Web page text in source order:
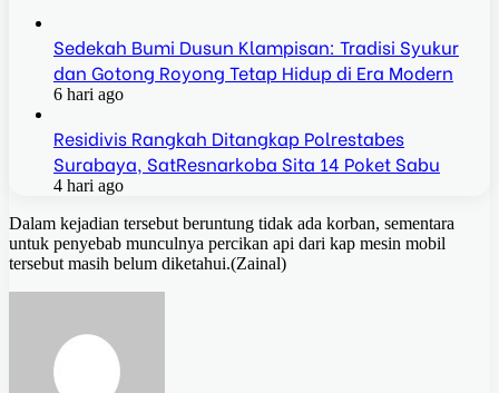
Sedekah Bumi Dusun Klampisan: Tradisi Syukur
dan Gotong Royong Tetap Hidup di Era Modern
6 hari ago
Residivis Rangkah Ditangkap Polrestabes
Surabaya, SatResnarkoba Sita 14 Poket Sabu
4 hari ago
Dalam kejadian tersebut beruntung tidak ada korban, sementara
untuk penyebab munculnya percikan api dari kap mesin mobil
tersebut masih belum diketahui.(Zainal)